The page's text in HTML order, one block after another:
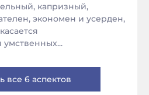
капризный,
экономен и усерден,
все 6 аспектов